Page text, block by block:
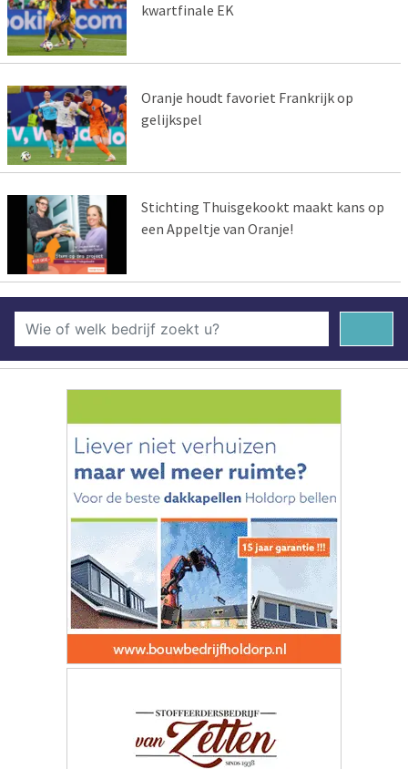
kwartfinale EK
Oranje houdt favoriet Frankrijk op
gelijkspel
Stichting Thuisgekookt maakt kans op
een Appeltje van Oranje!